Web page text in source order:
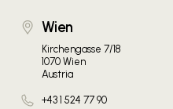
Wien
Kirchengasse 7/18
1070 Wien
Austria
+43 1 524 77 90